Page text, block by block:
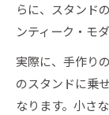
らに、スタンド
ンティーク・モ
実際に、手作り
のスタンドに乗
なります。小さ